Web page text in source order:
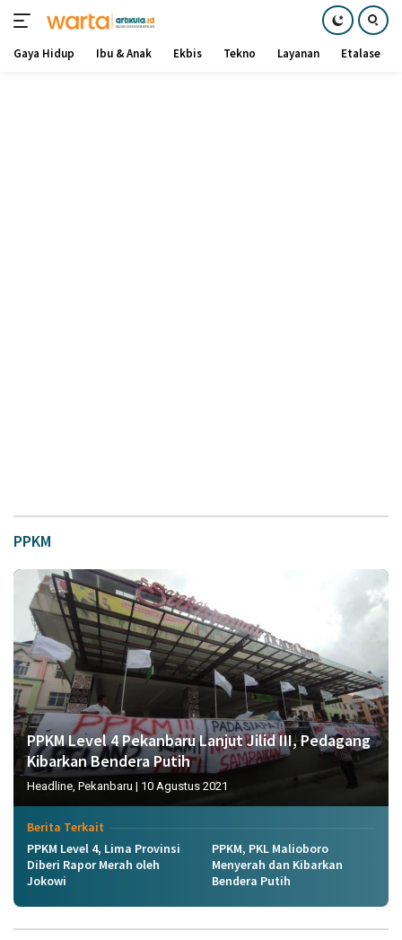
Gaya Hidup Ibu & Anak Ekbis Tekno Layanan Etalase
PPKM
PPKM Level 4 Pekanbaru Lanjut Jilid III, Pedagang
Kibarkan Bendera Putih
Headline Pekanbaru | 10 Agustus 2021
Berita Terkait
PPKM Level 4, Lima Provinsi
Diberi Rapor Merah oleh
Jokowi
PPKM, PKL Malioboro
Menyerah dan Kibarkan
Bendera Putih